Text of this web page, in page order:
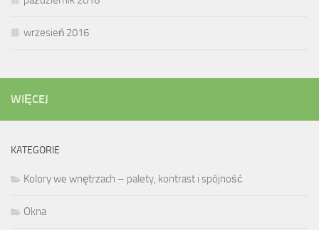
wrzesień 2016
WIĘCEJ
KATEGORIE
Kolory we wnętrzach – palety, kontrast i spójność
Okna